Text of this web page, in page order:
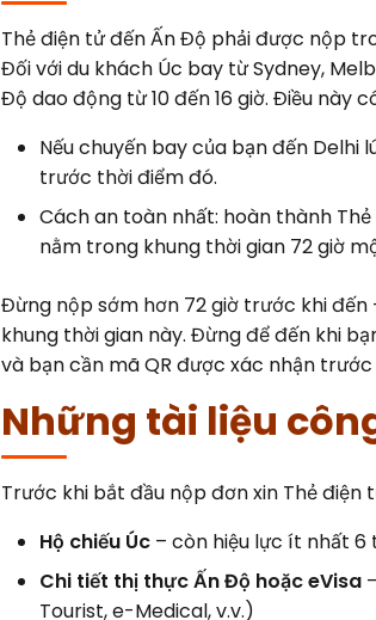
Thẻ điện tử đến Ấn Độ phải được nộp
Đối với du khách Úc bay từ Sydney,
Độ dao động từ 10 đến 16 giờ. Điều này
Nếu chuyến bay của bạn đến Delhi
trước thời điểm đó.
Cách an toàn nhất: hoàn thành
nằm trong khung thời gian 72 giờ
Đừng nộp sớm hơn 72 giờ trước khi
khung thời gian này. Đừng để đến khi
và bạn cần mã QR được xác nhận trước
Những tài liệu
Trước khi bắt đầu nộp đơn xin Thẻ điện
Hộ chiếu Úc – còn hiệu lực ít nhất 6
Chi tiết thị thực Ấn Độ hoặc eVisa
Tourist, e-Medical, v.v.)